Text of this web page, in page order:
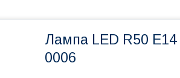
Лампа LED R50
0006